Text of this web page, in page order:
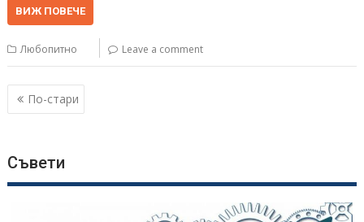
ВИЖ ПОВЕЧЕ
Любопитно Leave a comment
Навигация
По-стари
Съвети